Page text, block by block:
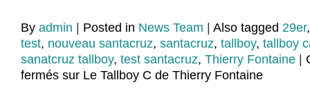
By admin Posted in News Team Also tagged 29er
test, nouveau santacruz, santacruz, tallboy, tallboy
sanatcruz tallboy, test santacruz, Thierry Fontaine
fermés sur Le Tallboy C de Thierry Fontaine